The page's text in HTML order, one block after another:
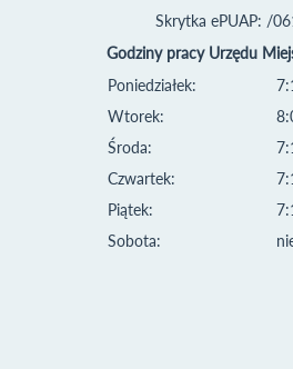
Skrytka ePUAP: /
Godziny pracy Urzędu
Poniedziałek:
Wtorek:
Środa:
Czwartek:
Piątek:
Sobota: